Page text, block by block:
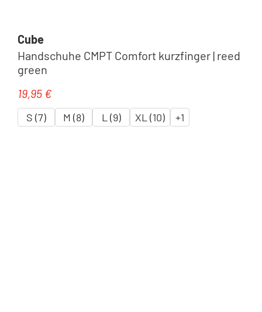
Cube
Handschuhe CMPT Comfort kurzfinger | reed
green
Regulärer Preis:
19,95 €
S (7) M (8) L (9) XL (10) +1